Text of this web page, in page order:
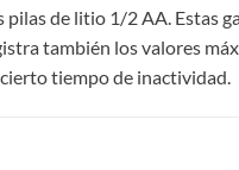
pilas de litio 1/2 AA. Estas
también los valores
tiempo de inactividad.